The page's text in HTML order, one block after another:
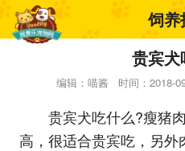
饲养
贵宾犬
编辑：喵酱 时间：2018-
贵宾犬吃什么?瘦猪
高，很适合贵宾吃，另